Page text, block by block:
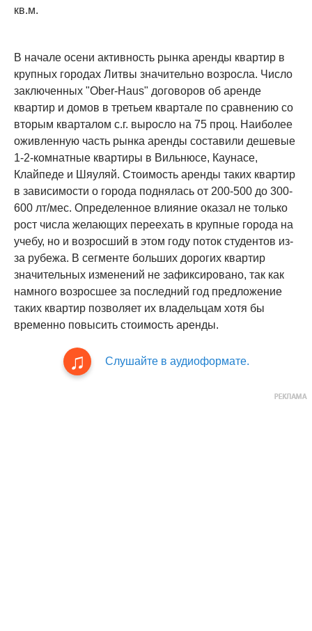
кв.м.
В начале осени активность рынка аренды квартир в
крупных городах Литвы значительно возросла. Число
заключенных "Ober-Haus" договоров об аренде
квартир и домов в третьем квартале по сравнению со
вторым кварталом с.г. выросло на 75 проц. Наиболее
оживленную часть рынка аренды составили дешевые
1-2-комнатные квартиры в Вильнюсе, Каунасе,
Клайпеде и Шяуляй. Стоимость аренды таких квартир
в зависимости о города поднялась от 200-500 до 300-
600 лт/мес. Определенное влияние оказал не только
рост числа желающих переехать в крупные города на
учебу, но и возросший в этом году поток студентов из-
за рубежа. В сегменте больших дорогих квартир
значительных изменений не зафиксировано, так как
намного возросшее за последний год предложение
таких квартир позволяет их владельцам хотя бы
временно повысить стоимость аренды.
Слушайте в аудиоформате.